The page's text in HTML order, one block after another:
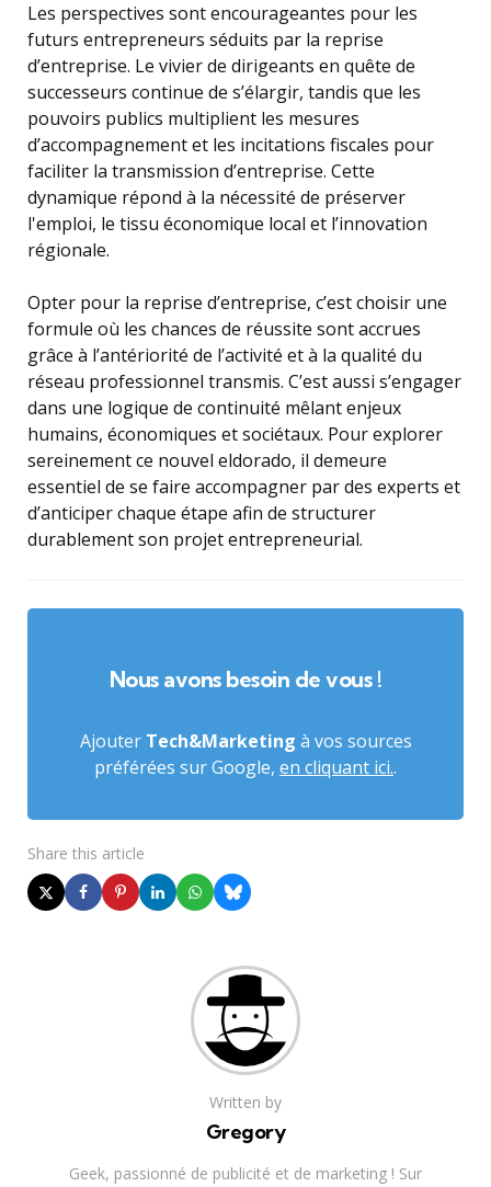
Les perspectives sont encourageantes pour les
futurs entrepreneurs séduits par la reprise
d’entreprise. Le vivier de dirigeants en quête de
successeurs continue de s’élargir, tandis que les
pouvoirs publics multiplient les mesures
d’accompagnement et les incitations fiscales pour
faciliter la transmission d’entreprise. Cette
dynamique répond à la nécessité de préserver
l'emploi, le tissu économique local et l’innovation
régionale.
Opter pour la reprise d’entreprise, c’est choisir une
formule où les chances de réussite sont accrues
grâce à l’antériorité de l’activité et à la qualité du
réseau professionnel transmis. C’est aussi s’engager
dans une logique de continuité mêlant enjeux
humains, économiques et sociétaux. Pour explorer
sereinement ce nouvel eldorado, il demeure
essentiel de se faire accompagner par des experts et
d’anticiper chaque étape afin de structurer
durablement son projet entrepreneurial.
Nous avons besoin de vous !
Ajouter Tech&Marketing à vos sources
préférées sur Google, en cliquant ici..
Share this article
Written by
Gregory
Geek, passionné de publicité et de marketing ! Sur